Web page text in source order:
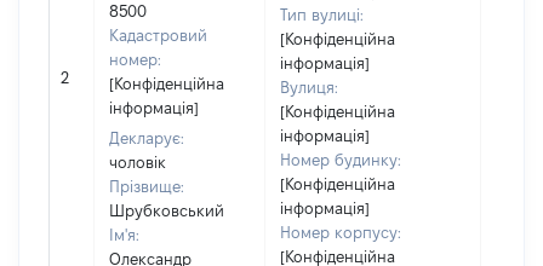
2
8500
Кадастровий
номер:
[Конфіденційна
інформація]
Декларує:
чоловік
Прізвище:
Шрубковський
Ім'я:
Олександр
Тип вулиці:
[Конфіденційна
інформація]
Вулиця:
[Конфіденційна
інформація]
Номер будинку:
[Конфіденційна
інформація]
Номер корпусу:
[Конфіденційна